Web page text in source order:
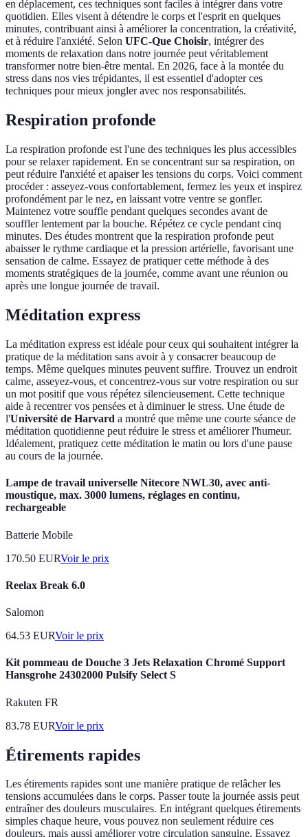
en déplacement, ces techniques sont faciles à intégrer dans votre
quotidien. Elles visent à détendre le corps et l'esprit en quelques
minutes, contribuant ainsi à améliorer la concentration, la créativité,
et à réduire l'anxiété. Selon UFC-Que Choisir, intégrer des
moments de relaxation dans notre journée peut véritablement
transformer notre bien-être mental. En 2026, face à la montée du
stress dans nos vies trépidantes, il est essentiel d'adopter ces
techniques pour mieux jongler avec nos responsabilités.
Respiration profonde
La respiration profonde est l'une des techniques les plus accessibles
pour se relaxer rapidement. En se concentrant sur sa respiration, on
peut réduire l'anxiété et apaiser les tensions du corps. Voici comment
procéder : asseyez-vous confortablement, fermez les yeux et inspirez
profondément par le nez, en laissant votre ventre se gonfler.
Maintenez votre souffle pendant quelques secondes avant de
souffler lentement par la bouche. Répétez ce cycle pendant cinq
minutes. Des études montrent que la respiration profonde peut
abaisser le rythme cardiaque et la pression artérielle, favorisant une
sensation de calme. Essayez de pratiquer cette méthode à des
moments stratégiques de la journée, comme avant une réunion ou
après une longue journée de travail.
Méditation express
La méditation express est idéale pour ceux qui souhaitent intégrer la
pratique de la méditation sans avoir à y consacrer beaucoup de
temps. Même quelques minutes peuvent suffire. Trouvez un endroit
calme, asseyez-vous, et concentrez-vous sur votre respiration ou sur
un mot positif que vous répétez silencieusement. Cette technique
aide à recentrer vos pensées et à diminuer le stress. Une étude de
l'Université de Harvard a montré que même une courte séance de
méditation quotidienne peut réduire le stress et améliorer l'humeur.
Idéalement, pratiquez cette méditation le matin ou lors d'une pause
au cours de la journée.
Lampe de travail universelle Nitecore NWL30, avec anti-
moustique, max. 3000 lumens, réglages en continu,
rechargeable
Batterie Mobile
170.50 EURVoir le prix
Reelax Break 6.0
Salomon
64.53 EURVoir le prix
Kit pommeau de Douche 3 Jets Relaxation Chromé Support
Hansgrohe 24302000 Pulsify Select S
Rakuten FR
83.78 EURVoir le prix
Étirements rapides
Les étirements rapides sont une manière pratique de relâcher les
tensions accumulées dans le corps. Passer toute la journée assis peut
entraîner des douleurs musculaires. En intégrant quelques étirements
simples chaque heure, vous pouvez non seulement réduire ces
douleurs, mais aussi améliorer votre circulation sanguine. Essayez